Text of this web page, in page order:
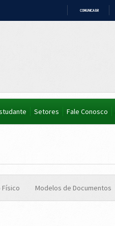
COMUNICA BR
Setores Fale Conosco
Modelos de Documentos